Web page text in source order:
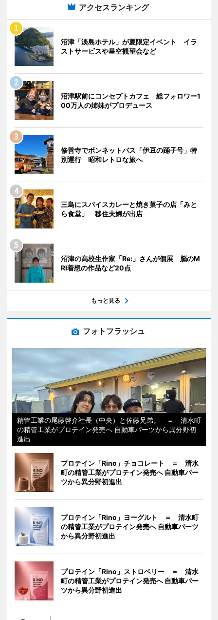
アクセスランキング
沼津「淡島ホテル」が夏限定イベント イラ
ストサービスや星空観望会など
沼津駅前にコンセプトカフェ 総フォロワー1
00万人の姉妹がプロデュース
修善寺でボンネットバス「伊豆の踊子号」特
別運行 昭和レトロな旅へ
三島にスパイスカレーと焼き菓子の店「みと
ら食堂」 移住夫婦が出店
沼津の高校生作家「Re:」さんが個展 脳のM
RI着想の作品など20点
もっと見る
フォトフラッシュ
精管工業の尾藤啓介社長（中央）と佐藤兄弟。 ＝ 清水町
の精管工業がプロテイン発売へ 自動車パーツから異分野初
進出
プロテイン「Rino」チョコレート ＝ 清水
町の精管工業がプロテイン発売へ 自動車パー
ツから異分野初進出
プロテイン「Rino」ヨーグルト ＝ 清水町
の精管工業がプロテイン発売へ 自動車パーツ
から異分野初進出
プロテイン「Rino」ストロベリー ＝ 清水
町の精管工業がプロテイン発売へ 自動車パー
ツから異分野初進出